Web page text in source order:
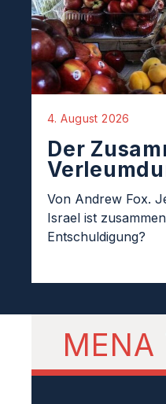
4. August 2026
Der
Von Andrew Fox.
Israel ist
Entschuldigung?
MENA